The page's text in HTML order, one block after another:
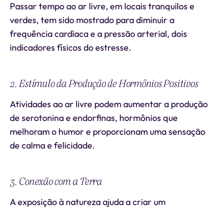
Passar tempo ao ar livre, em locais tranquilos e
verdes, tem sido mostrado para diminuir a
frequência cardíaca e a pressão arterial, dois
indicadores físicos do estresse.
2. Estímulo da Produção de Hormônios Positivos
Atividades ao ar livre podem aumentar a produção
de serotonina e endorfinas, hormônios que
melhoram o humor e proporcionam uma sensação
de calma e felicidade.
3. Conexão com a Terra
A exposição à natureza ajuda a criar um